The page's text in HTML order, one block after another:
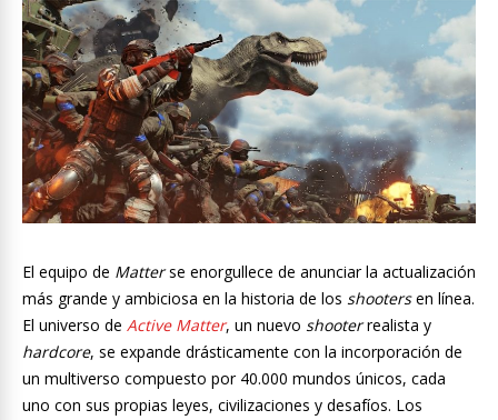
El equipo de Matterse enorgullece de anunciar la actualización
más grande y ambiciosa en la historia de los shootersen línea.
El universo de Active Matter, un nuevo shooterrealista y
hardcore, se expande drásticamente con la incorporación de
un multiverso compuesto por 40.000 mundos únicos, cada
uno con sus propias leyes, civilizaciones y desafíos. Los